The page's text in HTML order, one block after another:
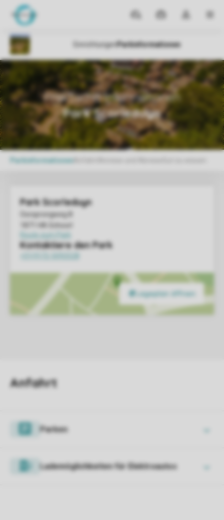
Reiseziele
Meine
Dropdown-
meines
öffnen
Parken
Lademöglichkeiten für Elektroautos